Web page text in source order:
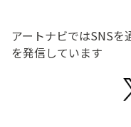
アートナビではSNS
を発信しています